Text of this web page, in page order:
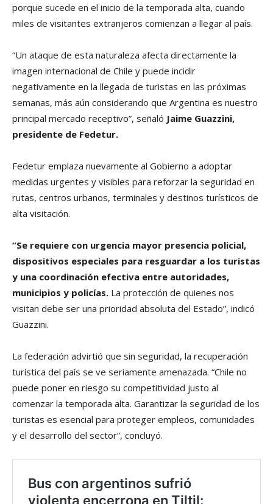
porque sucede en el inicio de la temporada alta, cuando
miles de visitantes extranjeros comienzan a llegar al país.
“Un ataque de esta naturaleza afecta directamente la
imagen internacional de Chile y puede incidir
negativamente en la llegada de turistas en las próximas
semanas, más aún considerando que Argentina es nuestro
principal mercado receptivo”, señaló Jaime Guazzini,
presidente de Fedetur.
Fedetur emplaza nuevamente al Gobierno a adoptar
medidas urgentes y visibles para reforzar la seguridad en
rutas, centros urbanos, terminales y destinos turísticos de
alta visitación.
“Se requiere con urgencia mayor presencia policial,
dispositivos especiales para resguardar a los turistas
y una coordinación efectiva entre autoridades,
municipios y policías. La protección de quienes nos
visitan debe ser una prioridad absoluta del Estado”, indicó
Guazzini.
La federación advirtió que sin seguridad, la recuperación
turística del país se ve seriamente amenazada. “Chile no
puede poner en riesgo su competitividad justo al
comenzar la temporada alta. Garantizar la seguridad de los
turistas es esencial para proteger empleos, comunidades
y el desarrollo del sector”, concluyó.